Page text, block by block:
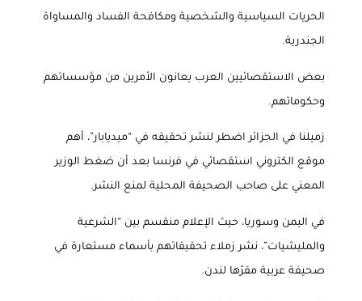
الحريات السياسية والشخصية ومكافحة الفساد والمساواة
الجندرية.
بعض الاستقصائيين العرب يعانون الأمرين من مؤسساتهم
وحكوماتهم.
زميلنا في الجزائر اضطر لنشر تحقيقه في “ميديابار”، أهم
موقع الكتروني استقصائي في فرنسا بعد أن ضغط الوزير
المعني على صاحب الصحيفة المحلية لمنع النشر.
في اليمن وسوريا، حيث الإعلام منقسم بين “الشرعية
والمليشيات”، نشر زملاء تحقيقاتهم بأسماء مستعارة في
صحيفة عربية مقرّها لندن.